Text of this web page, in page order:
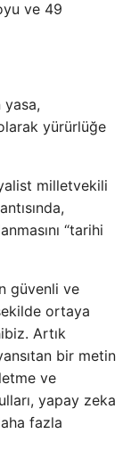
ve 49
yasa,
yürürlüğe
milletvekili
“tarihi
güvenli ve
ortaya
Artık
bir metin
ve
yapay zeka
fazla